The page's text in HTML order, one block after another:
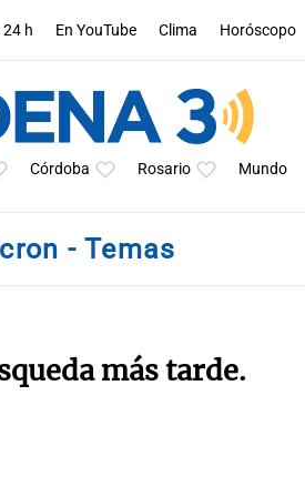
h En YouTube Clima Horóscopo
Córdoba Rosario Mundo
- Temas
más tarde.